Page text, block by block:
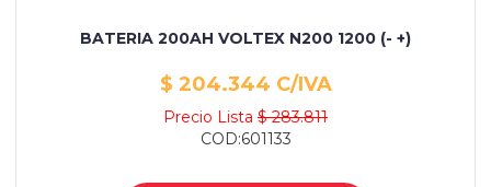
BATERIA 200AH VOLTEX N200 1200 (- +)
$ 204.344 C/IVA
Precio Lista $ 283.811
COD:601133